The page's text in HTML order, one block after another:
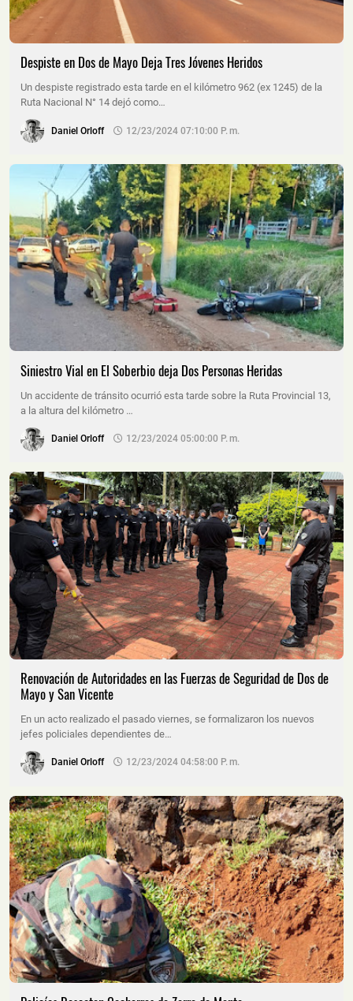
Despiste en Dos de Mayo Deja Tres Jóvenes Heridos
Un despiste registrado esta tarde en el kilómetro 962 (ex 1245) de la
Ruta Nacional N° 14 dejó como…
Daniel Orloff 12/23/2024 07:10:00 P. M.
Siniestro Vial en El Soberbio deja Dos Personas Heridas
Un accidente de tránsito ocurrió esta tarde sobre la Ruta Provincial 13,
a la altura del kilómetro …
Daniel Orloff 12/23/2024 05:00:00 P. M.
Renovación de Autoridades en las Fuerzas de Seguridad de Dos de
Mayo y San Vicente
En un acto realizado el pasado viernes, se formalizaron los nuevos
jefes policiales dependientes de…
Daniel Orloff 12/23/2024 04:58:00 P. M.